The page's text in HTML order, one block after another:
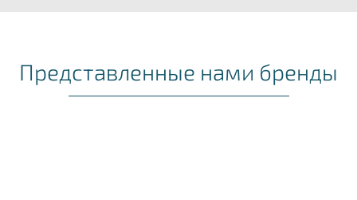
Представленные нами бренды